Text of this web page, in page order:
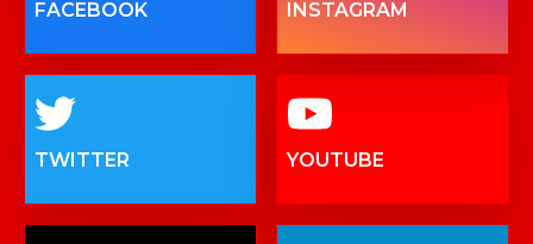
FACEBOOK INSTAGRAM
TWITTER YOUTUBE